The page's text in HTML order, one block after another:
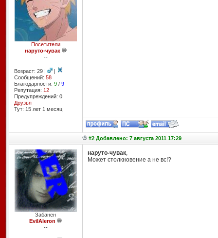
Посетители
наруто-чувак
--
Возраст: 29 |
|
Сообщений: 58
Благодарности: 9/ 9
Репутация: 12
Предупреждений: 0
Друзья
Тут: 15 лет 1 месяц
#2 Добавлено: 7 августа 2011 17:29
Забанен
EvilAleron
--
наруто-чувак,
Может столкновение а не вс!?